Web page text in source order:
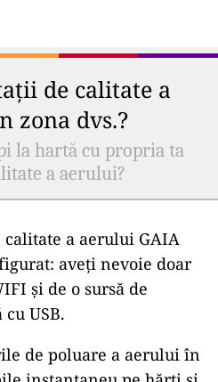
de calitate a
zona dvs.?
la hartă cu propria ta
a aerului?
a aerului GAIA
aveți nevoie doar
și de o sursă de
USB.
de poluare a aerului în